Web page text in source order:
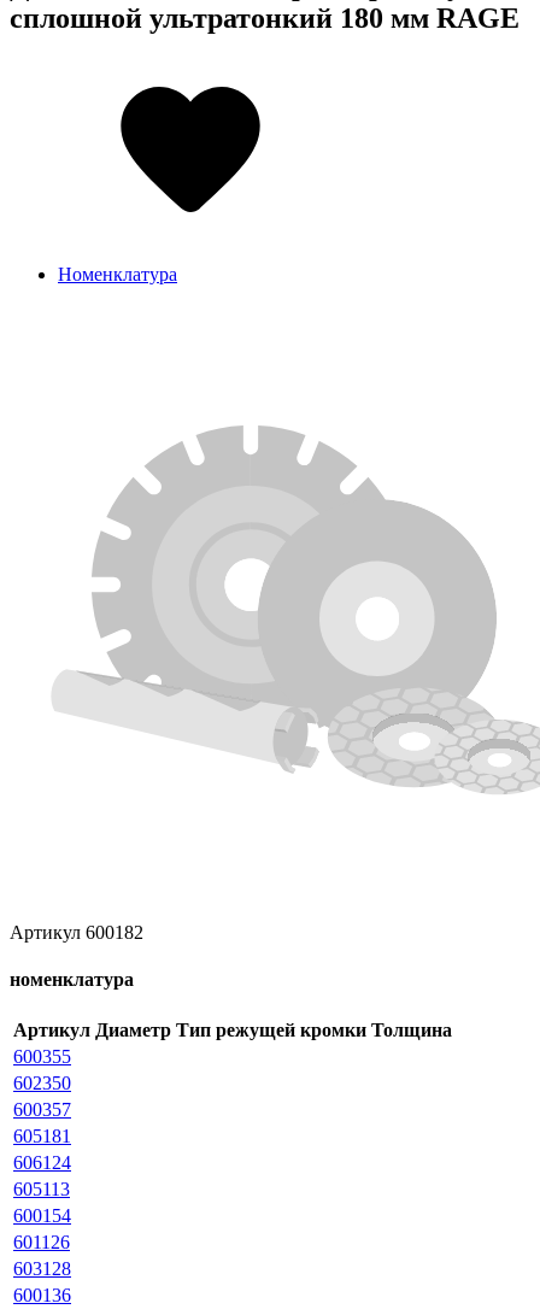
сплошной ультратонкий 180 мм RAGE
Номенклатура
Артикул 600182
номенклатура
Артикул Диаметр Тип режущей кромки Толщина
600355
602350
600357
605181
606124
605113
600154
601126
603128
600136